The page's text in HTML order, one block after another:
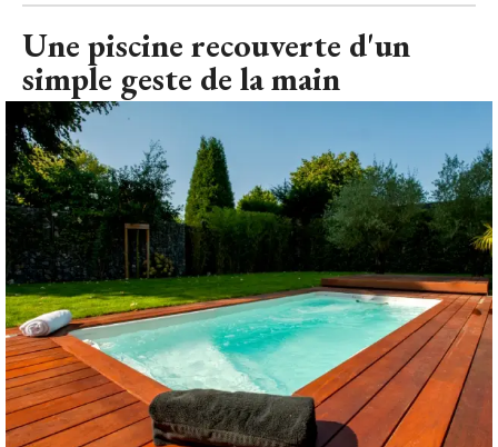
Une piscine recouverte d'un
simple geste de la main